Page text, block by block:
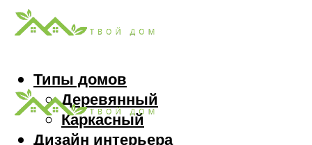
Типы домов
Деревянный
Каркасный
Дизайн интерьера